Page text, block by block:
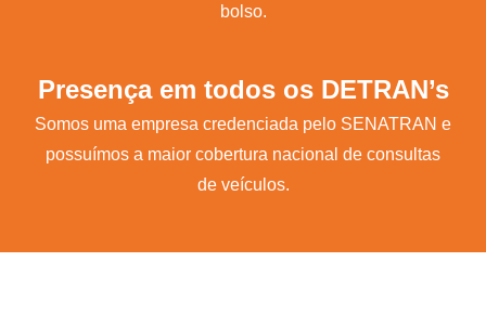
bolso.
Presença em todos os DETRAN’s
Somos uma empresa credenciada pelo SENATRAN e
possuímos a maior cobertura nacional de consultas
de veículos.